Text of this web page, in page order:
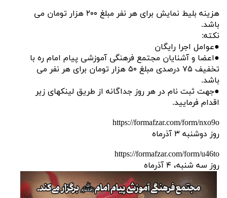
هزینه بلیط نمایش برای هر نفر مبلغ ۲۰۰ هزار تومان می
باشد.
نکته:
●عوامل اجرا رایگان
●اعضا و آشنایان مجتمع فرهنگی آموزشی پیام امام ره با
تخفیف ۷۵ درصدی مبلغ ۵۰ هزار تومان برای هر نفر می
باشد.
●جهت ثبت نام در هر روز جداگانه از طریق لینکهای زیر
اقدام فرمایید‌.
https://formafzar.com/form/nxo9o
روز دوشنبه ۳ آذرماه
https://formafzar.com/form/u46to
روز سه شنبه، ۴ آذرماه